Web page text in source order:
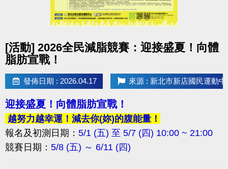
[活動] 2026全民減脂競賽：迎接盛夏！向體
脂肪宣戰！
發佈日期 : 2026.04.17 來源 : 新北市新店國民運動中
迎接盛夏！向體脂肪宣戰！
越努力越幸運！減去你(妳)的腹能量！
報名及初測日期： 5/1 (五) 至 5/7 (四) 10:00 ~ 21:00
競賽日期： 5/8 (五) ～ 6/11 (四) ​